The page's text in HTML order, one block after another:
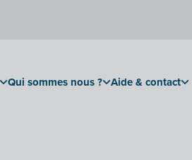
Qui sommes nous ? Aide & contact